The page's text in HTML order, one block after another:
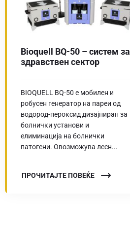
Bioquell BQ-50 – систем за
здравствен сектор
BIOQUELL BQ-50 е мобилен и
робусен генератор на пареи од
водород-пероксид дизајниран за
болнички установи и
елиминација на болнички
патогени. Овозможува лесн...
ПРОЧИТАЈТЕ ПОВЕЌЕ